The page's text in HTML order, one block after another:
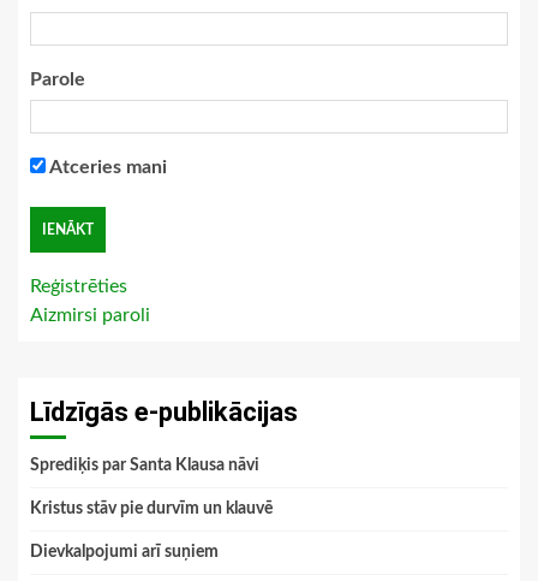
Parole
Atceries mani
Reģistrēties
Aizmirsi paroli
Līdzīgās e-publikācijas
Sprediķis par Santa Klausa nāvi
Kristus stāv pie durvīm un klauvē
Dievkalpojumi arī suņiem